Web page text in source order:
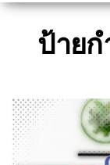
ป้ายก